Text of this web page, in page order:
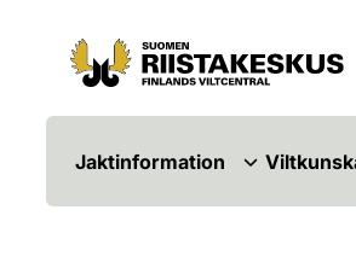
Hoppa till innehåll
Gå till webbplatskartan
Jaktinformation